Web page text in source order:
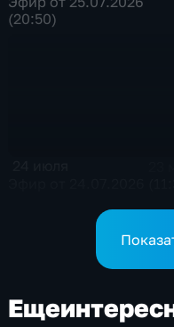
(20:50)
Еще